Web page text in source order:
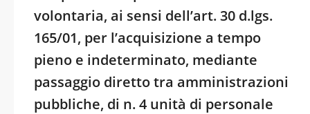
volontaria, ai sensi dell’art. 30 d.lgs.
165/01, per l’acquisizione a tempo
pieno e indeterminato, mediante
passaggio diretto tra amministrazioni
pubbliche, di n. 4 unità di personale